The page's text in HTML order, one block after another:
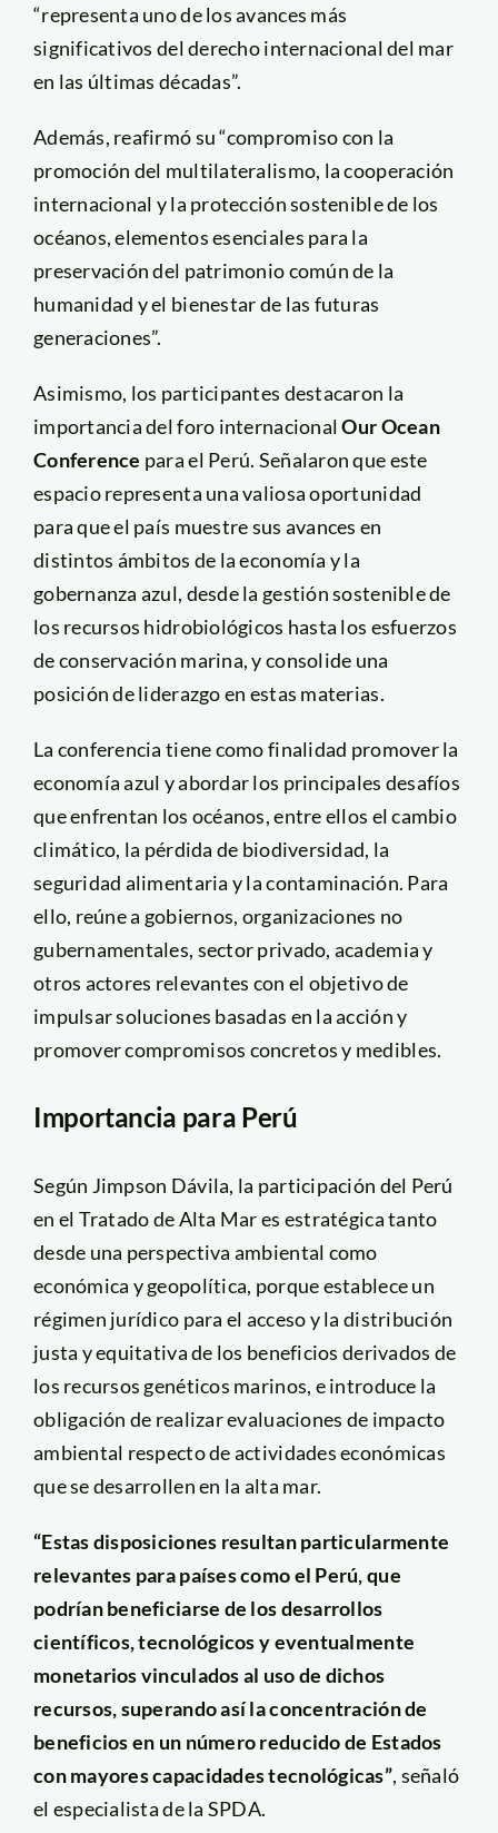
“representa uno de los avances más
significativos del derecho internacional del mar
en las últimas décadas”.
Además, reafirmó su “compromiso con la
promoción del multilateralismo, la cooperación
internacional y la protección sostenible de los
océanos, elementos esenciales para la
preservación del patrimonio común de la
humanidad y el bienestar de las futuras
generaciones”.
Asimismo, los participantes destacaron la
importancia del foro internacionalOur Ocean
Conference para el Perú. Señalaron que este
espacio representa una valiosa oportunidad
para que el país muestre sus avances en
distintos ámbitos de la economía y la
gobernanza azul, desde la gestión sostenible de
los recursos hidrobiológicos hasta los esfuerzos
de conservación marina, y consolide una
posición de liderazgo en estas materias.
La conferencia tiene como finalidad promover la
economía azul y abordar los principales desafíos
que enfrentan los océanos, entre ellos el cambio
climático, la pérdida de biodiversidad, la
seguridad alimentaria y la contaminación. Para
ello, reúne a gobiernos, organizaciones no
gubernamentales, sector privado, academia y
otros actores relevantes con el objetivo de
impulsar soluciones basadas en la acción y
promover compromisos concretos y medibles.
Importancia para Perú
Según Jimpson Dávila, la participación del Perú
en el Tratado de Alta Mar es estratégica tanto
desde una perspectiva ambiental como
económica y geopolítica, porque establece un
régimen jurídico para el acceso y la distribución
justa y equitativa de los beneficios derivados de
los recursos genéticos marinos, e introduce la
obligación de realizar evaluaciones de impacto
ambiental respecto de actividades económicas
que se desarrollen en la alta mar.
“Estas disposiciones resultan particularmente
relevantes para países como el Perú, que
podrían beneficiarse de los desarrollos
científicos, tecnológicos y eventualmente
monetarios vinculados al uso de dichos
recursos, superando así la concentración de
beneficios en un número reducido de Estados
con mayores capacidades tecnológicas”, señaló
el especialista de la SPDA.